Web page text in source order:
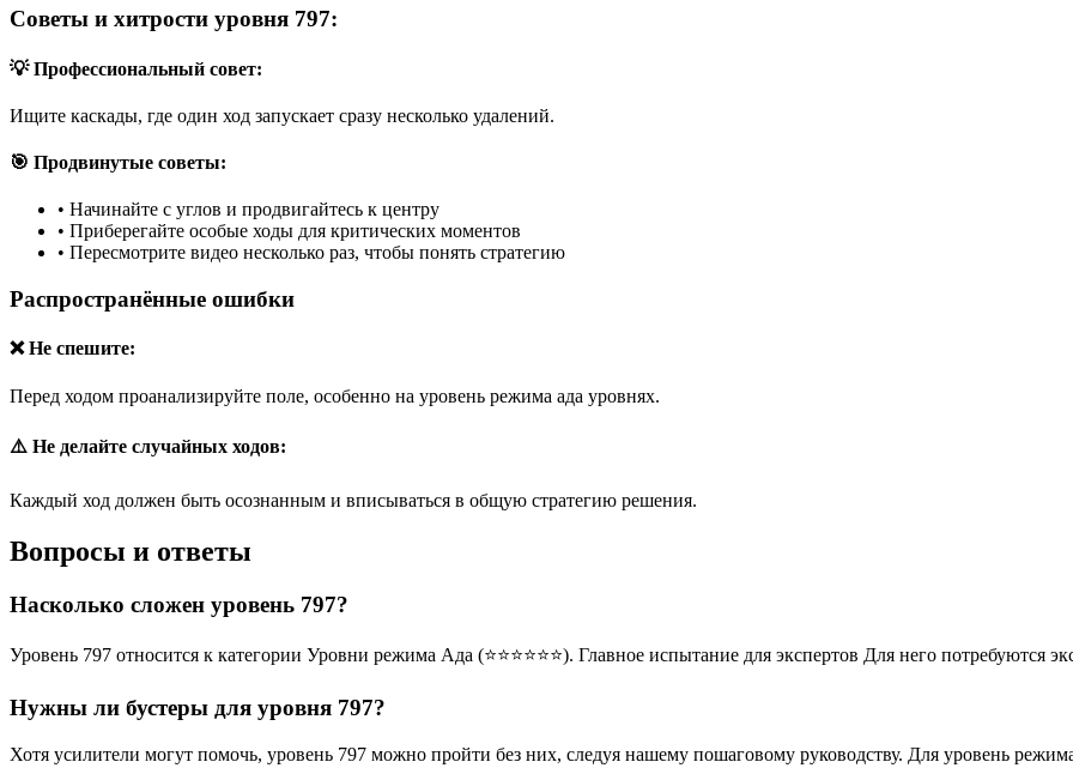
Советы и хитрости уровня 797:
💡 Профессиональный совет:
Ищите каскады, где один ход запускает сразу несколько удалений.
🎯 Продвинутые советы:
• Начинайте с углов и продвигайтесь к центру
• Приберегайте особые ходы для критических моментов
• Пересмотрите видео несколько раз, чтобы понять стратегию
Распространённые ошибки
❌ Не спешите:
Перед ходом проанализируйте поле, особенно на уровень режима ада уровнях.
⚠️ Не делайте случайных ходов:
Каждый ход должен быть осознанным и вписываться в общую стратегию решения.
Вопросы и ответы
Насколько сложен уровень 797?
Уровень 797 относится к категории Уровни режима Ада (⭐⭐⭐⭐⭐⭐). Главное испытание для экспертов Для него потребуются
Нужны ли бустеры для уровня 797?
Хотя усилители могут помочь, уровень 797 можно пройти без них, следуя нашему пошаговому руководству. Для уровень